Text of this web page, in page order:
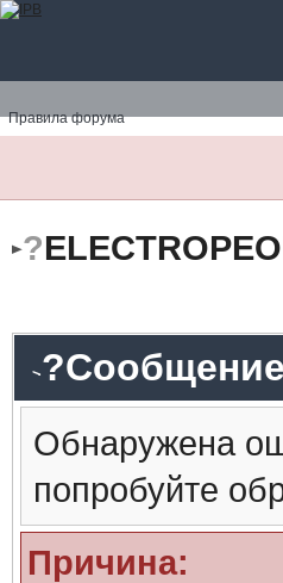
Правила форума
?
Обнаружена
попробуйте
Причина: